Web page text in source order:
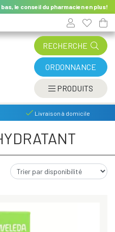
le conseil du pharmacien en plus!
RECHERCHE
ORDONNANCE
PRODUITS
Livraison à domicile